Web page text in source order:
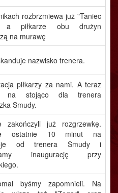
rozbrzmiewa już "Taniec
a piłkarze obu drużyn
na murawę
nazwisko trenera.
piłkarzy za nami. A teraz
na stojąco dla trenera
Smudy.
zakończyli już rozgrzewkę.
ostatnie 10 minut na
od trenera Smudy i
inaugurację przy
byśmy zapomnieli. Na